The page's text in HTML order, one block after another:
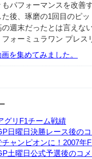
もパフォーマンスを改善
後、琢磨の1回目のピ
週末だったとは言えな
フォーミュラワン プレス
を集めてみました。
グリF1チーム戦績
日曜日決勝レース後の
ャンピオンに！2007年
土曜日公式予選後のコ